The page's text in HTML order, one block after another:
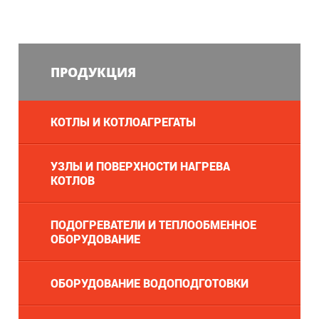
ПРОДУКЦИЯ
КОТЛЫ И КОТЛОАГРЕГАТЫ
УЗЛЫ И ПОВЕРХНОСТИ НАГРЕВА
КОТЛОВ
ПОДОГРЕВАТЕЛИ И ТЕПЛООБМЕННОЕ
ОБОРУДОВАНИЕ
ОБОРУДОВАНИЕ ВОДОПОДГОТОВКИ